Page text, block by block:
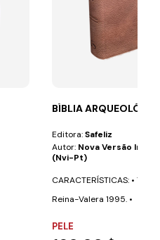
BÍBLIA
Editora:Safeliz
Autor: Nova Versão
(nvi-Pt)
CARACTERÍSTICAS: •
Reina-Valera 1995. •
PELE